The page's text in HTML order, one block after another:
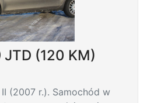
JTD (120 KM)
(2007 r.). Samochód w